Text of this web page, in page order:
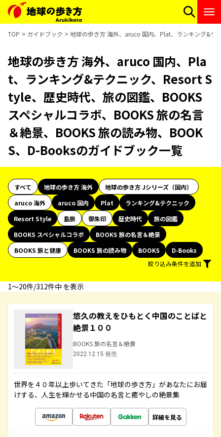
TOP ガイドブック 地球の歩き方 海外、aruco 国内、Plat、ランキング&テ
地球の歩き方 海外、aruco 国内、Pla
t、ランキング&テクニック、Resort S
tyle、歴史時代、旅の図鑑、BOOKS
スペシャルコラボ、BOOKS 旅の名言
＆絶景、BOOKS 旅の読み物、BOOK
S、D-Booksのガイドブック一覧
すべて 地球の歩き方 海外
地球の歩き方 Jシリーズ（国内）
aruco 海外
aruco 国内 Plat
ランキング&テクニック
Resort Style
島旅 御朱印 歴史時代
旅の図鑑
BOOKS スペシャルコラボ
BOOKS 旅の名言＆絶景
BOOKS 旅と健康
BOOKS 旅の読み物 BOOKS
D-Books
絞り込み条件を追加
1〜20件/312件中 を表示
悠久の教えをひもとく中国のことばと
絶景１００
BOOKS 旅の名言＆絶景
2022.12.15 発売
世界を４０年以上歩いてきた「地球の歩き方」があなたにお届
けする、人生を輝かせる中国の名言と癒やしの絶景集
詳細を見る